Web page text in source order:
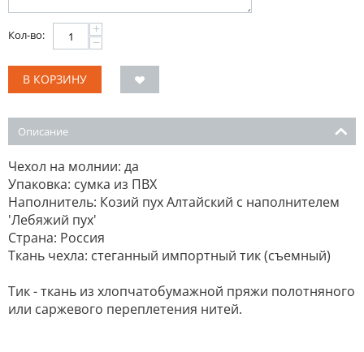
Кол-во: +
−
В КОРЗИНУ
Описание
Чехол на молнии: да
Упаковка: сумка из ПВХ
Наполнитель: Козий пух Алтайский с наполнителем
'Лебяжий пух'
Страна: Россия
Ткань чехла: стеганный импортный тик (съемный)
Тик - ткань из хлопчатобумажной пряжи полотняного
или саржевого переплетения нитей.